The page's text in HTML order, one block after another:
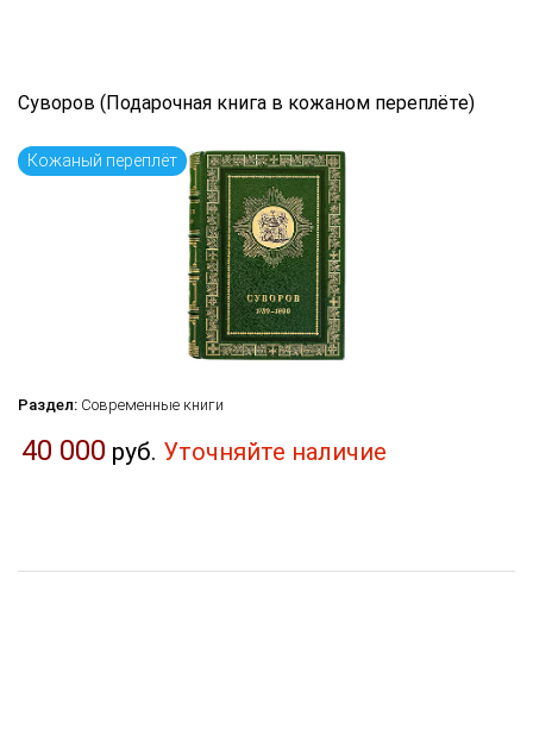
Суворов (Подарочная книга в кожаном переплёте)
Кожаный переплёт
Раздел: Современные книги
40 000 руб. Уточняйте наличие